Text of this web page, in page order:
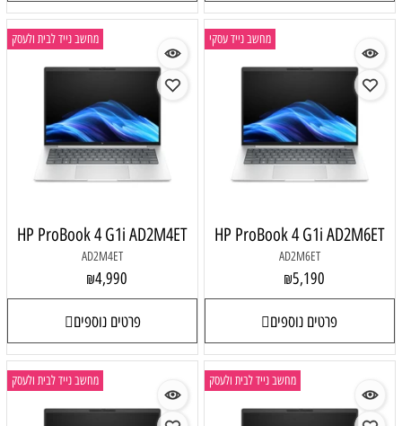
מחשב נייד עסקי
HP ProBook 4 G1i AD2M6ET
AD2M6ET
₪5,190
פרטים נוספים
מחשב נייד לבית ולעסק
HP ProBook 4 G1i AD2M4ET
AD2M4ET
₪4,990
פרטים נוספים
מחשב נייד לבית ולעסק מחשב נייד לבית ולעסק